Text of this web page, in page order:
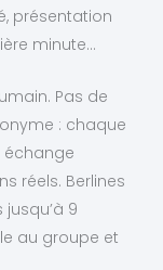
présentation
minute…
Pas de
: chaque
échange
réels. Berlines
9
au groupe et